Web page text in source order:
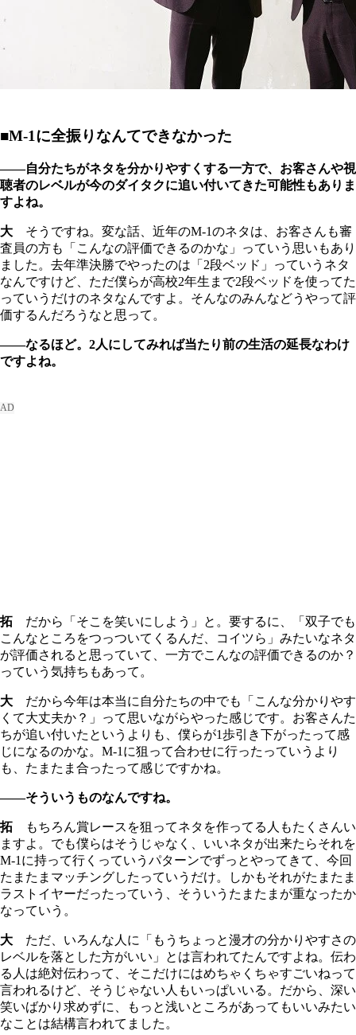
■M-1に全振りなんてできなかった
――自分たちがネタを分かりやすくする一方で、お客さんや視
聴者のレベルが今のダイタクに追い付いてきた可能性もありま
すよね。
大 そうですね。変な話、近年のM-1のネタは、お客さんも審
査員の方も「こんなの評価できるのかな」っていう思いもあり
ました。去年準決勝でやったのは「2段ベッド」っていうネタ
なんですけど、ただ僕らが高校2年生まで2段ベッドを使ってた
っていうだけのネタなんですよ。そんなのみんなどうやって評
価するんだろうなと思って。
――なるほど。2人にしてみれば当たり前の生活の延長なわけ
ですよね。
拓 だから「そこを笑いにしよう」と。要するに、「双子でも
こんなところをつっついてくるんだ、コイツら」みたいなネタ
が評価されると思っていて、一方でこんなの評価できるのか？
っていう気持ちもあって。
大 だから今年は本当に自分たちの中でも「こんな分かりやす
くて大丈夫か？」って思いながらやった感じです。お客さんた
ちが追い付いたというよりも、僕らが1歩引き下がったって感
じになるのかな。M-1に狙って合わせに行ったっていうより
も、たまたま合ったって感じですかね。
――そういうものなんですね。
拓 もちろん賞レースを狙ってネタを作ってる人もたくさんい
ますよ。でも僕らはそうじゃなく、いいネタが出来たらそれを
M-1に持って行くっていうパターンでずっとやってきて、今回
たまたまマッチングしたっていうだけ。しかもそれがたまたま
ラストイヤーだったっていう、そういうたまたまが重なったか
なっていう。
大 ただ、いろんな人に「もうちょっと漫才の分かりやすさの
レベルを落とした方がいい」とは言われてたんですよね。伝わ
る人は絶対伝わって、そこだけにはめちゃくちゃすごいねって
言われるけど、そうじゃない人もいっぱいいる。だから、深い
笑いばかり求めずに、もっと浅いところがあってもいいみたい
なことは結構言われてました。